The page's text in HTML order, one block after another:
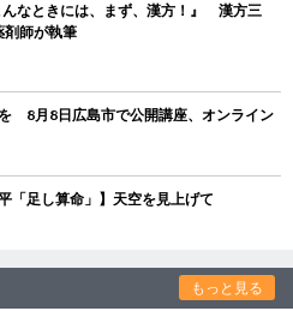
んなときには、まず、漢方！』 漢方三
剤師が執筆
8月8日広島市で公開講座、オンライン
「足し算命」】天空を見上げて
もっと見る